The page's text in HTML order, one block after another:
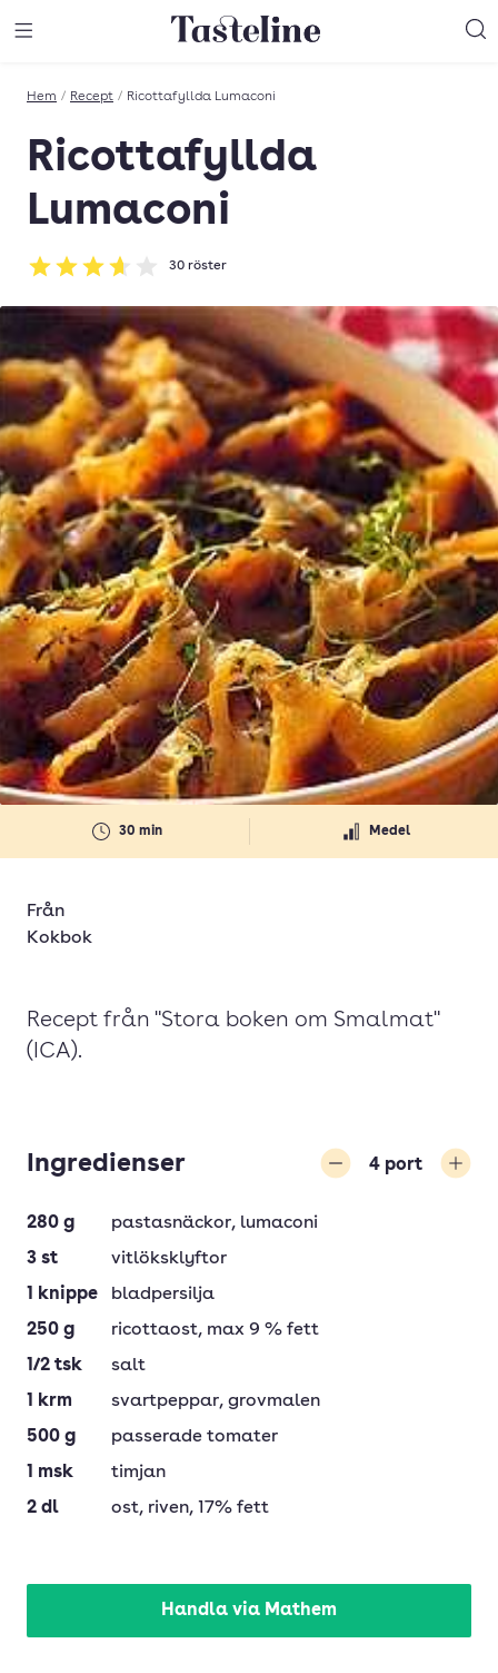
Till Tastelines startsida
Hem / Recept / Ricottafyllda Lumaconi
Ricottafyllda
Lumaconi
Betyg: 3.63 av 5
30 röster
30 min Medel
Från
Kokbok
Recept från "Stora boken om Smalmat"
(ICA).
Ingredienser 4 port
280 g pastasnäckor, lumaconi
3 st
vitlöksklyftor
1
knippe
bladpersilja
250 g ricottaost, max 9 % fett
1/2 tsk
salt
1
krm svartpeppar, grovmalen
500 g
passerade tomater
1 msk
timjan
2 dl ost, riven, 17% fett
Handla via Mathem